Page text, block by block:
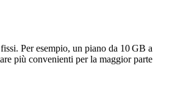
Per esempio, un piano da 10 GB a
più convenienti per la maggior parte